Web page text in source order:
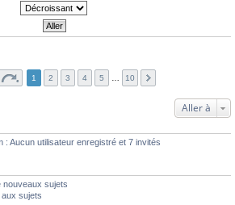
1 2 3 4 5 10
Aller à
Aucun utilisateur enregistré et 7 invités
nouveaux sujets
sujets